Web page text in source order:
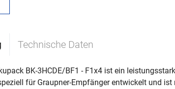
Technische Daten
BK-3HCDE/BF1 - F1x4 ist ein
für Graupner-Empfänger entwickelt und